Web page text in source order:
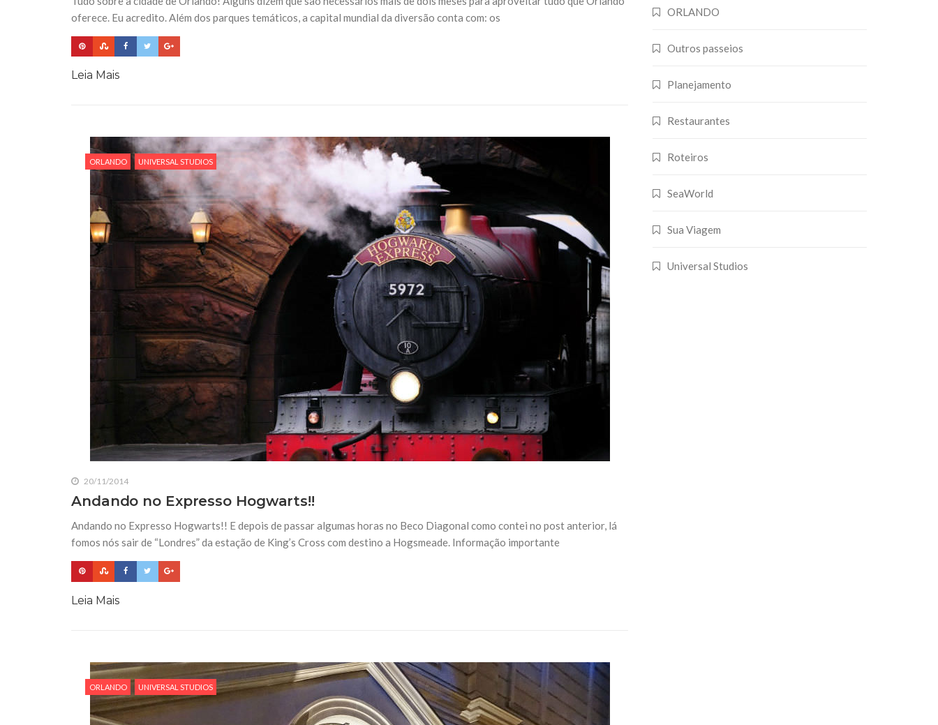
oferece. Eu acredito. Além dos parques temáticos, a capital mundial da diversão conta com: os
Leia Mais
ORLANDO UNIVERSAL STUDIOS
20/11/2014
Andando no Expresso Hogwarts!!
Andando no Expresso Hogwarts!! E depois de passar algumas horas no Beco Diagonal como contei no post anterior, lá
fomos nós sair de “Londres” da estação de King’s Cross com destino a Hogsmeade. Informação importante
Leia Mais
ORLANDO UNIVERSAL STUDIOS
ORLANDO
Outros passeios
Planejamento
Restaurantes
Roteiros
SeaWorld
Sua Viagem
Universal Studios